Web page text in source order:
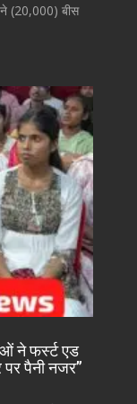
ने (20,000) बीस
ने फर्स्ट एड
पर पैनी नजर”